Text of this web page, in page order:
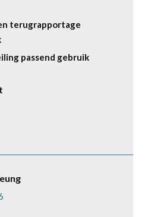
terugrapportage
passend gebruik